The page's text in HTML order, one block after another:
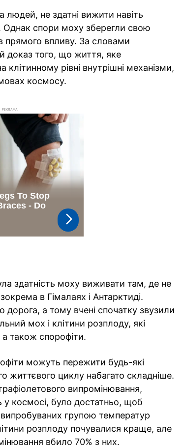
людей, не здатні вижити навіть
Однак спори моху зберегли свою
прямого впливу. За словами
доказ того, що життя, яке
рівні внутрішні механізми,
космосу.
РЕКЛАМА
здатність моху виживати там, де не
в Гімалаях і Антарктиді.
а тому вчені спочатку звузили
мох і клітини розплоду, які
також спорофіти.
можуть пережити будь-які
життєвого циклу набагато складніше.
випромінювання,
космосі, було достатньо, щоб
випробуваних групою температур
розплоду почувалися краще, але
вбило 70% з них.